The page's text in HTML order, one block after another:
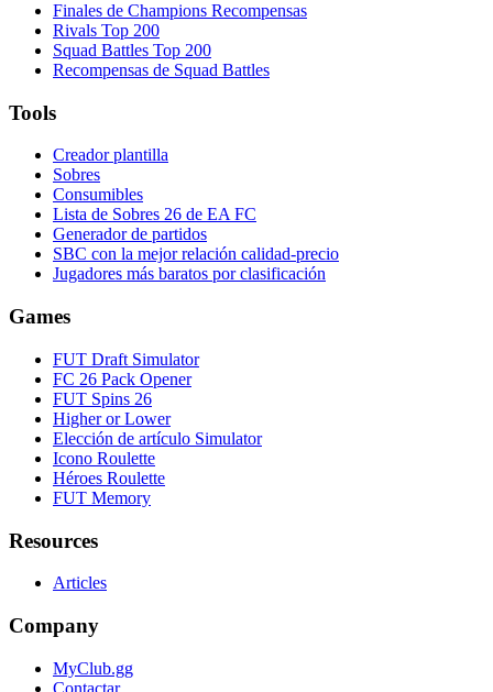
Finales de Champions Recompensas
Rivals Top 200
Squad Battles Top 200
Recompensas de Squad Battles
Tools
Creador plantilla
Sobres
Consumibles
Lista de Sobres 26 de EA FC
Generador de partidos
SBC con la mejor relación calidad-precio
Jugadores más baratos por clasificación
Games
FUT Draft Simulator
FC 26 Pack Opener
FUT Spins 26
Higher or Lower
Elección de artículo Simulator
Icono Roulette
Héroes Roulette
FUT Memory
Resources
Articles
Company
MyClub.gg
Contactar